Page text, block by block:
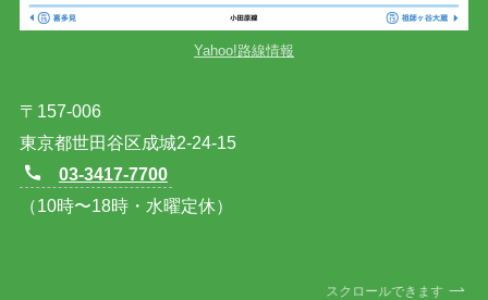
Yahoo!路線情報
〒157-006
東京都世田谷区成城2-24-15
03-3417-7700
（10時〜18時・水曜定休）
スクロールできます